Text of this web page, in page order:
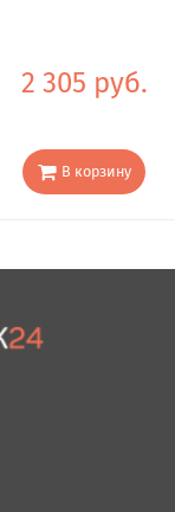
2 305 руб.
В корзину